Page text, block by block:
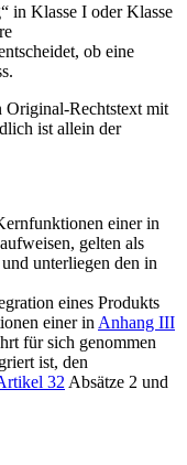
in Klasse I oder Klasse
ob eine
Original-Rechtstext mit
ist allein der
einer in
gelten als
unterliegen den in
eines Produkts
einer in Anhang III
für sich genommen
ist, den
32 Absätze 2 und